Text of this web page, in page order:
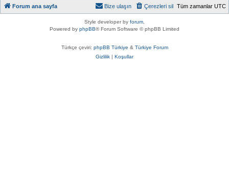
Forum ana sayfa Tüm zamanlar UTC
Çerezleri sil
Bize ulaşın
Style developer by forum
Powered by phpBB® Forum Software © phpBB Limited
Türkçe çeviri: phpBB Türkiye & Türkiye Forum
Gizlilik | Koşullar